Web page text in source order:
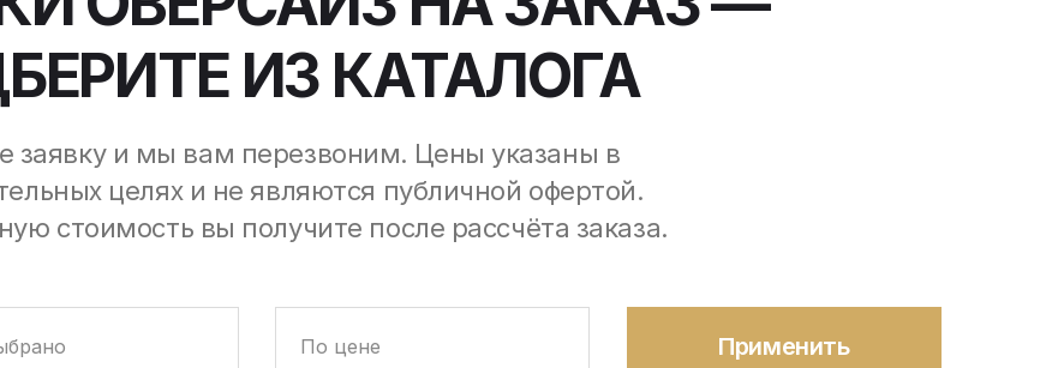
ИЗ КАТАЛОГА
заявку и мы вам перезвоним. Цены указаны в
целях и не являются публичной офертой.
стоимость вы получите после рассчёта заказа.
Применить